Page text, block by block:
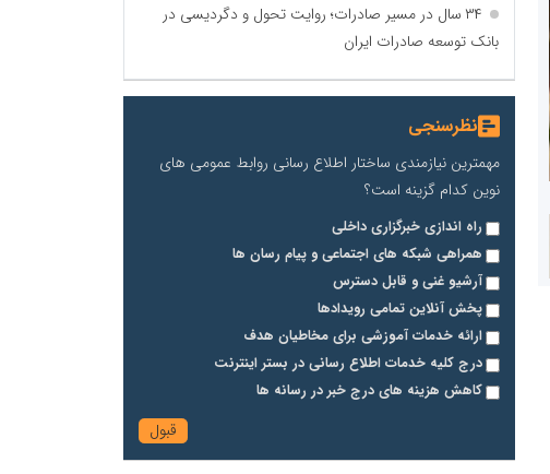
۳۴ سال در مسیر صادرات؛ روایت تحول و دگردیسی در
بانک توسعه صادرات ایران
نظرسنجی
مهمترین نیازمندی ساختار اطلاع رسانی روابط عمومی های
نوین کدام گزینه است؟
راه اندازی خبرگزاری داخلی
همراهی شبکه های اجتماعی و پیام رسان ها
آرشیو غنی و قابل دسترس
پخش آنلاین تمامی رویدادها
ارائه خدمات آموزشی برای مخاطیان هدف
درج کلیه خدمات اطلاع رسانی در بستر اینترنت
کاهش هزینه های درج خبر در رسانه ها